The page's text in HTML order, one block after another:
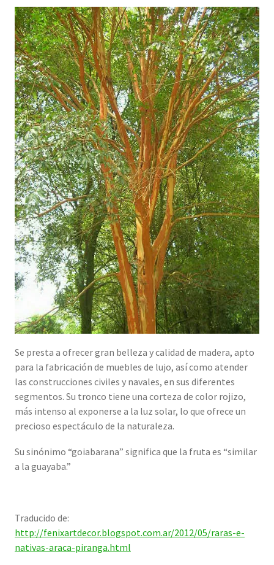
Se presta a ofrecer gran belleza y calidad de madera, apto
para la fabricación de muebles de lujo, así como atender
las construcciones civiles y navales, en sus diferentes
segmentos. Su tronco tiene una corteza de color rojizo,
más intenso al exponerse a la luz solar, lo que ofrece un
precioso espectáculo de la naturaleza.
Su sinónimo “goiabarana” significa que la fruta es “similar
a la guayaba.”
Traducido de:
http://fenixartdecor.blogspot.com.ar/2012/05/raras-e-
nativas-araca-piranga.html